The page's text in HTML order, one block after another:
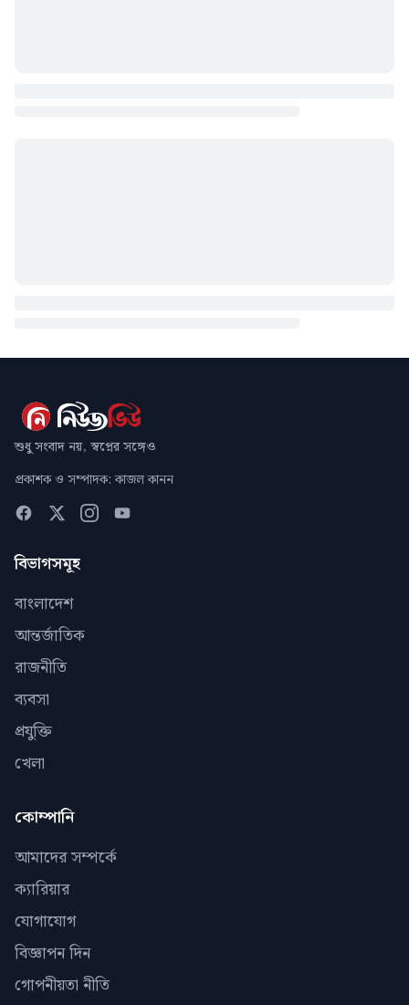
শুধু সংবাদ নয়, স্বপ্নের সঙ্গেও
প্রকাশক ও সম্পাদক: কাজল কানন
বিভাগসমূহ
বাংলাদেশ
আন্তর্জাতিক
রাজনীতি
ব্যবসা
প্রযুক্তি
খেলা
কোম্পানি
আমাদের সম্পর্কে
ক্যারিয়ার
যোগাযোগ
বিজ্ঞাপন দিন
গোপনীয়তা নীতি